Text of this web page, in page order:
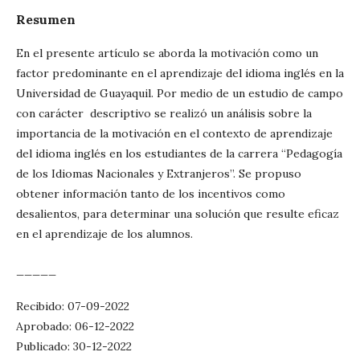
Resumen
En el presente artículo se aborda la motivación como un
factor predominante en el aprendizaje del idioma inglés en la
Universidad de Guayaquil. Por medio de un estudio de campo
con carácter descriptivo se realizó un análisis sobre la
importancia de la motivación en el contexto de aprendizaje
del idioma inglés en los estudiantes de la carrera “Pedagogía
de los Idiomas Nacionales y Extranjeros”. Se propuso
obtener información tanto de los incentivos como
desalientos, para determinar una solución que resulte eficaz
en el aprendizaje de los alumnos.
Recibido: 07-09-2022
Aprobado: 06-12-2022
Publicado: 30-12-2022